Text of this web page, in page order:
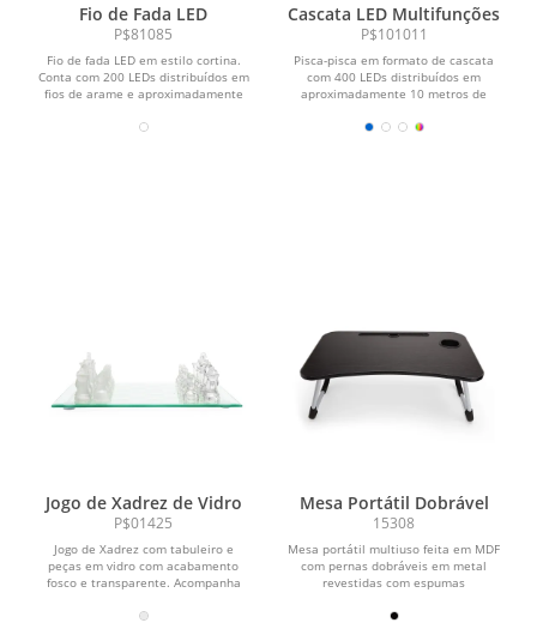
Fio de Fada LED
P$81085
Fio de fada LED em estilo cortina.
Conta com 200 LEDs distribuídos em
fios de arame e aproximadamente
Cascata LED Multifunções
P$101011
Pisca-pisca em formato de cascata
com 400 LEDs distribuídos em
aproximadamente 10 metros de
Jogo de Xadrez de Vidro
P$01425
Jogo de Xadrez com tabuleiro e
peças em vidro com acabamento
fosco e transparente. Acompanha
Mesa Portátil Dobrável
15308
Mesa portátil multiuso feita em MDF
com pernas dobráveis em metal
revestidas com espumas